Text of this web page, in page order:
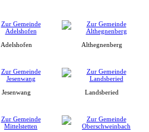
Adelshofen Althegnenberg
Jesenwang Landsberied